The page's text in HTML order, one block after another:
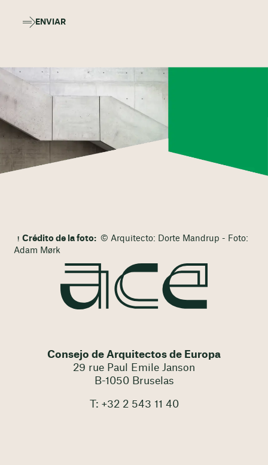
ENVIAR
Crédito de la foto: © Arquitecto: Dorte Mandrup - Foto:
Adam Mørk
Consejo de Arquitectos de Europa
29 rue Paul Emile Janson
B-1050 Bruselas
T: +32 2 543 11 40